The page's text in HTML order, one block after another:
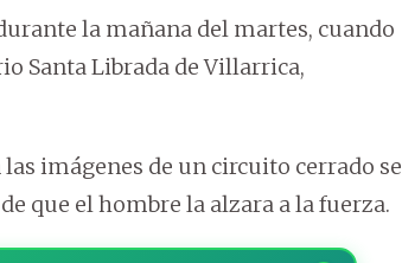
la mañana del martes, cuando
Santa Librada de Villarrica,
imágenes de un circuito cerrado se
que el hombre la alzara a la fuerza.